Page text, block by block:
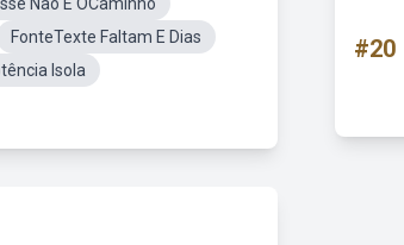
FonteTexte Faltam E Dias
Isola
#20